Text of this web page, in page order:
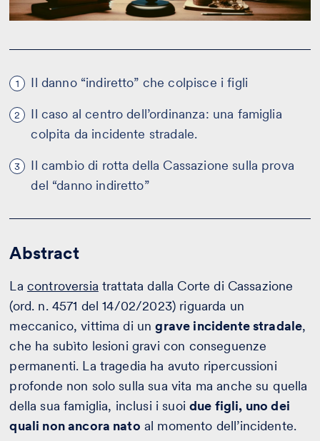
1 Il danno “indiretto” che colpisce i figli
2
Il caso al centro dell’ordinanza: una famiglia
colpita da incidente stradale.
3
Il cambio di rotta della Cassazione sulla prova
del “danno indiretto”
Abstract
La controversia trattata dalla Corte di Cassazione
(ord. n. 4571 del 14/02/2023) riguarda un
meccanico, vittima di ungrave incidente stradale,
che ha subìto lesioni gravi con conseguenze
permanenti. La tragedia ha avuto ripercussioni
profonde non solo sulla sua vita ma anche su quella
della sua famiglia, inclusi i suoidue figli, uno dei
quali non ancora nato al momento dell’incidente.